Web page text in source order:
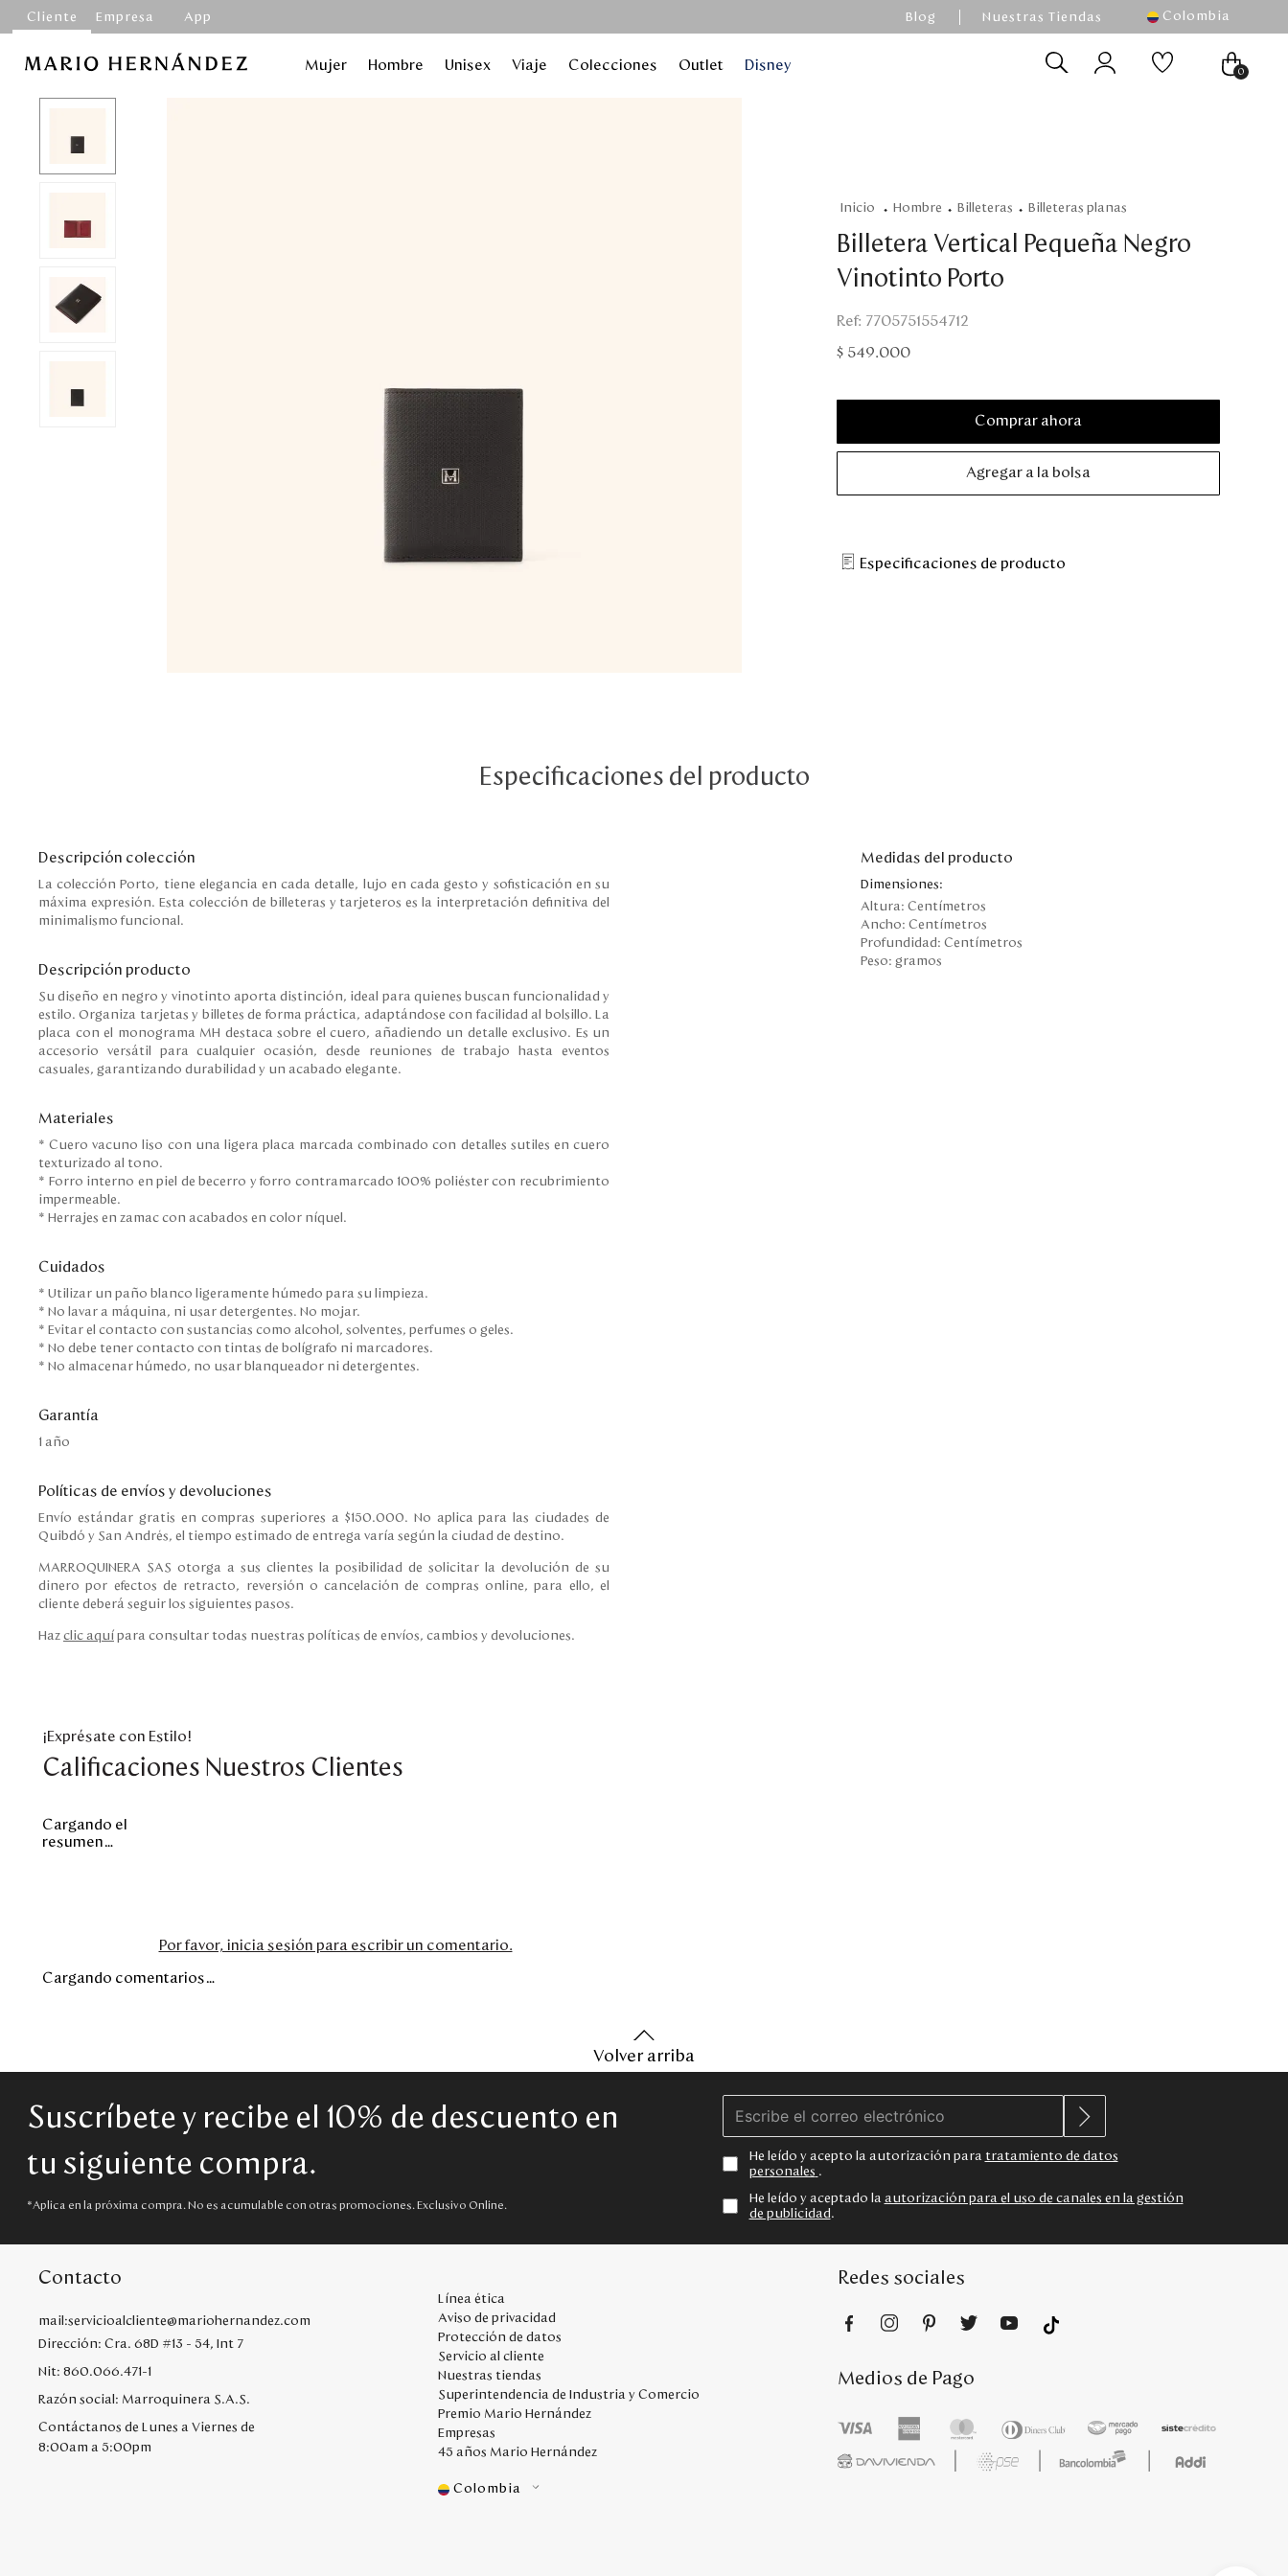
Cliente Empresa App Blog Nuestras Tiendas Colombia
Mujer Hombre Unisex Viaje Colecciones Outlet Disney 0
hombre billeteras billeteras planas
Billetera Vertical Pequeña Negro
Vinotinto Porto
: 7705751554712
$ 549.000
Comprar ahora
Agregar a la bolsa
Especificaciones de producto
Especificaciones del producto
Descripción colección
La colección Porto, tiene elegancia en cada detalle, lujo en cada gesto y sofisticación en su
máxima expresión. Esta colección de billeteras y tarjeteros es la interpretación definitiva del
minimalismo funcional.
Descripción producto
Su diseño en negro y vinotinto aporta distinción, ideal para quienes buscan funcionalidad y
estilo. Organiza tarjetas y billetes de forma práctica, adaptándose con facilidad al bolsillo. La
placa con el monograma MH destaca sobre el cuero, añadiendo un detalle exclusivo. Es un
accesorio versátil para cualquier ocasión, desde reuniones de trabajo hasta eventos
casuales, garantizando durabilidad y un acabado elegante.
Materiales
* Cuero vacuno liso con una ligera placa marcada combinado con detalles sutiles en cuero
texturizado al tono.
* Forro interno en piel de becerro y forro contramarcado 100% poliéster con recubrimiento
impermeable.
* Herrajes en zamac con acabados en color níquel.
Cuidados
* Utilizar un paño blanco ligeramente húmedo para su limpieza.
* No lavar a máquina, ni usar detergentes. No mojar.
* Evitar el contacto con sustancias como alcohol, solventes, perfumes o geles.
* No debe tener contacto con tintas de bolígrafo ni marcadores.
* No almacenar húmedo, no usar blanqueador ni detergentes.
Garantía
1 año
Políticas de envíos y devoluciones
Envío estándar gratis en compras superiores a $150.000. No aplica para las ciudades de
Quibdó y San Andrés, el tiempo estimado de entrega varía según la ciudad de destino.
MARROQUINERA SAS otorga a sus clientes la posibilidad de solicitar la devolución de su
dinero por efectos de retracto, reversión o cancelación de compras online, para ello, el
cliente deberá seguir los siguientes pasos.
Haz clic aquí para consultar todas nuestras políticas de envíos, cambios y devoluciones.
Medidas del producto
Dimensiones:
Altura:Centímetros
Ancho:Centímetros
Profundidad:Centímetros
Peso:gramos
¡Exprésate con Estilo!
Calificaciones Nuestros Clientes
Cargando el
resumen…
Por favor, inicia sesión para escribir un comentario.
Cargando comentarios…
Volver arriba
Suscríbete y recibe el 10% de descuento en
tu siguiente compra.
*Aplica en la próxima compra. No es acumulable con otras promociones. Exclusivo Online.
He leído y acepto la autorización para tratamiento de datos
personales .
He leído y aceptado la autorización para el uso de canales en la gestión
de publicidad .
Contacto
mail:servicioalcliente@mariohernandez.com
Dirección: Cra. 68D #13 - 54, Int 7
Nit: 860.066.471-1
Razón social: Marroquinera S.A.S.
Contáctanos de Lunes a Viernes de
8:00am a 5:00pm
Línea ética
Aviso de privacidad
Protección de datos
Servicio al cliente
Nuestras tiendas
Superintendencia de Industria y Comercio
Premio Mario Hernández
Empresas
45 años Mario Hernández
Colombia
Redes sociales
Medios de Pago